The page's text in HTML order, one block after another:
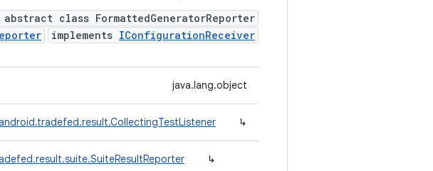
class FormattedGeneratorReporter
implements IConfigurationReceiver
java.lang.object
↳
↳